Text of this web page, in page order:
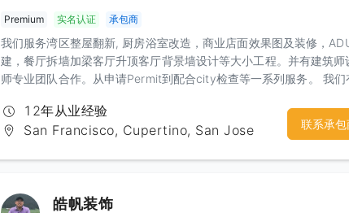
Premium 实名认证 承包商
我们服务湾区整屋翻新, 厨房浴室改造，商业店面效果图及装修，
建，餐厅拆墙加梁客厅升顶客厅背景墙设计等大小工程。并有建筑师
师专业团队合作。从申请Permit到配合city检查等一系列服务。 我们
意的合作12年从业经验
San Francisco, Cupertino, San Jose
联系承包
皓帆装饰